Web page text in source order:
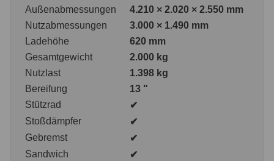
Außenabmessungen
4.210 × 2.020 × 2.550 mm
Nutzabmessungen
3.000 × 1.490 mm
Ladehöhe
620 mm
Gesamtgewicht
2.000 kg
Nutzlast
1.398 kg
Bereifung
13 "
Stützrad
✔
Stoßdämpfer
✔
Gebremst
✔
Sandwich
✔